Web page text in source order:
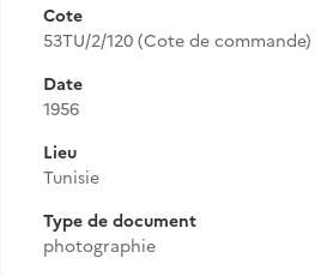
Cote
53TU/2/120 (Cote de commande)
Date
1956
Lieu
Tunisie
Type de document
photographie